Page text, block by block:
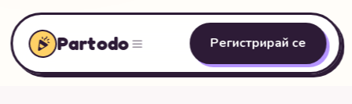
Partodo Регистрирай се